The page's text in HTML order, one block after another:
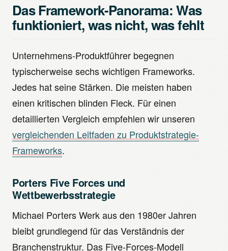
Das Framework-Panorama: Was
funktioniert, was nicht, was fehlt
Unternehmens-Produktführer begegnen
typischerweise sechs wichtigen Frameworks.
Jedes hat seine Stärken. Die meisten haben
einen kritischen blinden Fleck. Für einen
detaillierten Vergleich empfehlen wir unseren
vergleichenden Leitfaden zu Produktstrategie-
Frameworks.
Porters Five Forces und
Wettbewerbsstrategie
Michael Porters Werk aus den 1980er Jahren
bleibt grundlegend für das Verständnis der
Branchenstruktur. Das Five-Forces-Modell